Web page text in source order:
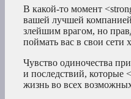
В какой-то момент
вашей лучшей
злейшим врагом, но
поймать вас в свои сети
Чувство одиночества
и последствий, которые
жизнь во всех